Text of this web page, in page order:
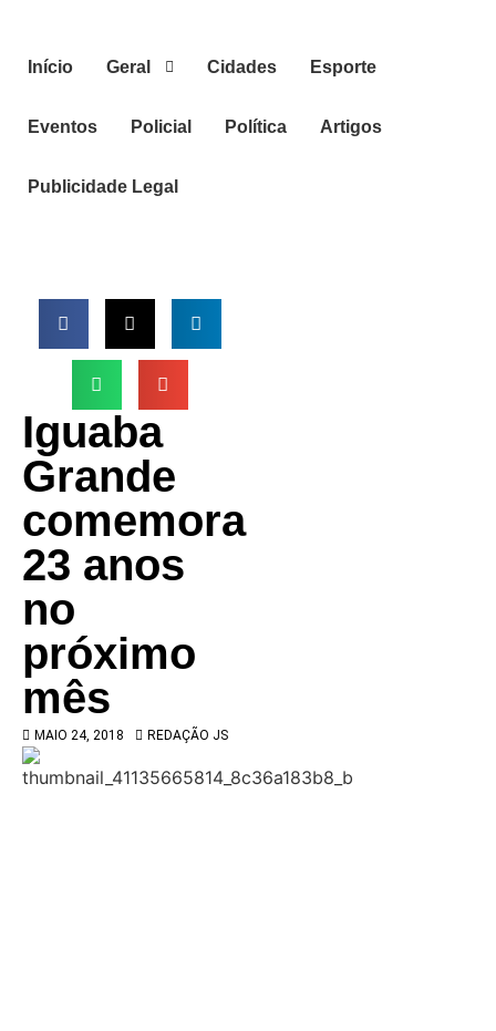
Início Geral Cidades Esporte
Eventos Policial Política Artigos
Publicidade Legal
Iguaba
Grande
comemora
23 anos
no
próximo
mês
MAIO 24, 2018 REDAÇÃO JS